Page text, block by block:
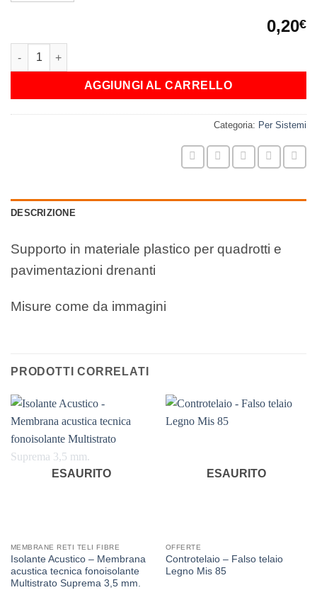
0,20€
Supporto per pavimenti sopra elevati plads quantità
AGGIUNGI AL CARRELLO
Categoria: Per Sistemi
DESCRIZIONE
Supporto in materiale plastico per quadrotti e
pavimentazioni drenanti
Misure come da immagini
PRODOTTI CORRELATI
ESAURITO
MEMBRANE RETI TELI FIBRE
Isolante Acustico – Membrana
acustica tecnica fonoisolante
Multistrato Suprema 3,5 mm.
ESAURITO
OFFERTE
Controtelaio – Falso telaio
Legno Mis 85